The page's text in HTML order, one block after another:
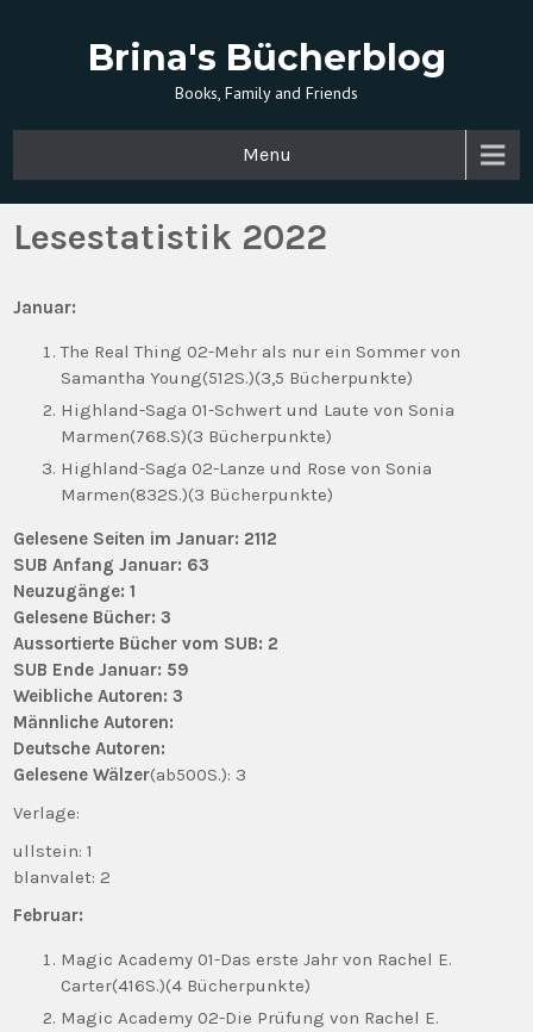
Brina's Bücherblog
Books, Family and Friends
Menu
Lesestatistik 2022
Januar:
The Real Thing 02-Mehr als nur ein Sommer von
Samantha Young(512S.)(3,5 Bücherpunkte)
Highland-Saga 01-Schwert und Laute von Sonia
Marmen(768.S)(3 Bücherpunkte)
Highland-Saga 02-Lanze und Rose von Sonia
Marmen(832S.)(3 Bücherpunkte)
Gelesene Seiten im Januar: 2112
SUB Anfang Januar: 63
Neuzugänge: 1
Gelesene Bücher: 3
Aussortierte Bücher vom SUB: 2
SUB Ende Januar: 59
Weibliche Autoren: 3
Männliche Autoren:
Deutsche Autoren:
Gelesene Wälzer(ab500S.): 3
Verlage:
ullstein: 1
blanvalet: 2
Februar:
Magic Academy 01-Das erste Jahr von Rachel E.
Carter(416S.)(4 Bücherpunkte)
Magic Academy 02-Die Prüfung von Rachel E.